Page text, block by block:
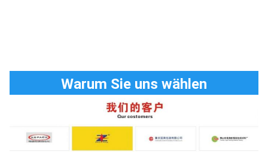
Warum Sie uns wählen